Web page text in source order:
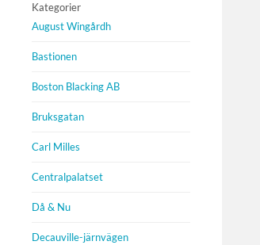
Kategorier
August Wingårdh
Bastionen
Boston Blacking AB
Bruksgatan
Carl Milles
Centralpalatset
Då & Nu
Decauville-järnvägen